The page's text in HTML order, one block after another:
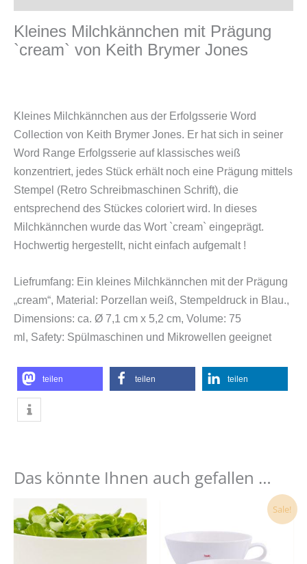
Kleines Milchkännchen mit Prägung
`cream` von Keith Brymer Jones
Kleines Milchkännchen aus der Erfolgsserie Word
Collection von Keith Brymer Jones. Er hat sich in seiner
Word Range Erfolgsserie auf klassisches weiß
konzentriert, jedes Stück erhält noch eine Prägung mittels
Stempel (Retro Schreibmaschinen Schrift), die
entsprechend des Stückes coloriert wird. In dieses
Milchkännchen wurde das Wort `cream` eingeprägt.
Hochwertig hergestellt, nicht einfach aufgemalt !
Liefrumfang: Ein kleines Milchkännchen mit der Prägung
„cream“, Material: Porzellan weiß, Stempeldruck in Blau.,
Dimensions: ca. Ø 7,1 cm x 5,2 cm, Volume: 75
ml, Safety: Spülmaschinen und Mikrowellen geeignet
teilen teilen teilen
Das könnte Ihnen auch gefallen …
Sale!
Ursprünglicher
Aktueller
Preis